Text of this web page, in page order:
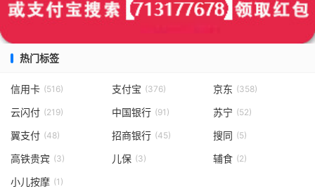
热门标签
信用卡 (516) 支付宝 (376) 京东 (358)
云闪付 (219) 中国银行 (91) 苏宁 (52)
翼支付 (48) 招商银行 (45) 搜同 (5)
高铁贵宾 (3) 儿保 (3) 辅食 (2)
小儿按摩 (1)